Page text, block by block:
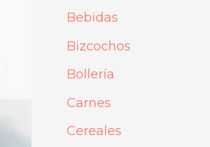
p
Bebidas
Bizcochos
Bollería
Carnes
Cereales